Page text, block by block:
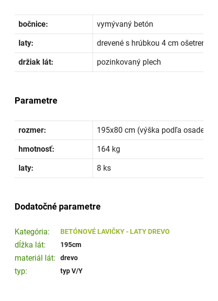
bočnice: vymývaný betón
laty: drevené s hrúbkou 4 cm ošetrené
držiak lát: pozinkovaný plech
Parametre
rozmer: 195x80 cm (výška podľa osadenia)
hmotnosť: 164 kg
laty: 8 ks
Dodatočné parametre
Kategória: BETÓNOVÉ LAVIČKY - LATY DREVO
dĺžka lát: 195cm
materiál lát: drevo
typ: typ V/Y